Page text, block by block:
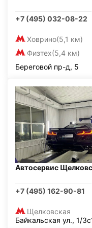
+7 (495) 032-08-22
Ховрино(5,1 км)
Физтех(5,4 км)
Береговой пр-д, 5
Автосервис
+7 (495) 162-90-81
Щелковская
Байкальская ул., 1/